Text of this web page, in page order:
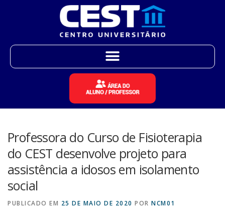
Professora do Curso de Fisioterapia
do CEST desenvolve projeto para
assistência a idosos em isolamento
social
PUBLICADO EM 25 DE MAIO DE 2020 POR NCM01